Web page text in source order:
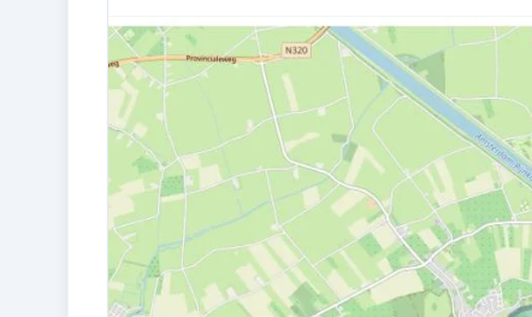
Bouw en energie
BOUWJAAR
1937
ISOLATIE
Dakisolatie en dubbel glas